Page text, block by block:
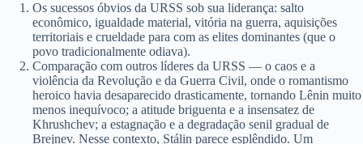
Os sucessos óbvios da URSS sob sua liderança: salto
econômico, igualdade material, vitória na guerra, aquisições
territoriais e crueldade para com as elites dominantes (que o
povo tradicionalmente odiava).
Comparação com outros líderes da URSS — o caos e a
violência da Revolução e da Guerra Civil, onde o romantismo
heroico havia desaparecido drasticamente, tornando Lênin muito
menos inequívoco; a atitude briguenta e a insensatez de
Khrushchev; a estagnação e a degradação senil gradual de
Brejnev. Nesse contexto, Stálin parece esplêndido. Um